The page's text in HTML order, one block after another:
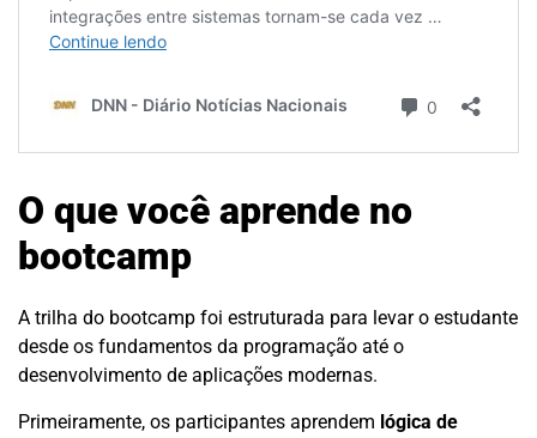
O que você aprende no
bootcamp
A trilha do bootcamp foi estruturada para levar o estudante
desde os fundamentos da programação até o
desenvolvimento de aplicações modernas.
Primeiramente, os participantes aprendem lógica de